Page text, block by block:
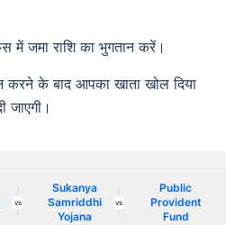
में जमा राशि का भुगतान करें।
करने के बाद आपका खाता खोल दिया
जाएगी।
vs
Sukanya
Samriddhi
Yojana
vs
Public
Provident
Fund